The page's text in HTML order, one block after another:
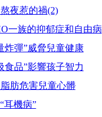
夜惹的禍(2)
一族的抑郁症和自由病
炸彈”威脅兒童健康
食品”影響孩子智力
脂肪危害兒童心髒
耳機病”